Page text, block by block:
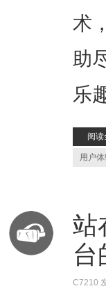
术
助
乐
阅读
用户
站
台
C7210